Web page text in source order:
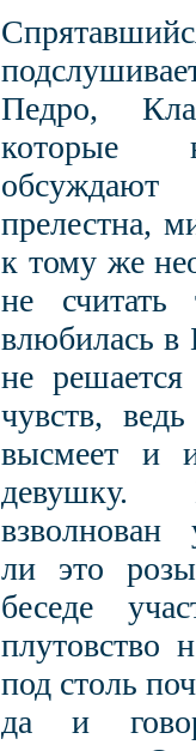
Педро,
которые
прелестна,
к тому же
не
влюбилась в
не
чувств,
высмеет и
девушку.
ли это
беседе
плутовство
под столь
да и